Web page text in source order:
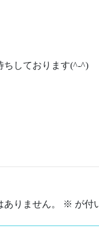
ちしております(^-^)
りません。 ※ が付